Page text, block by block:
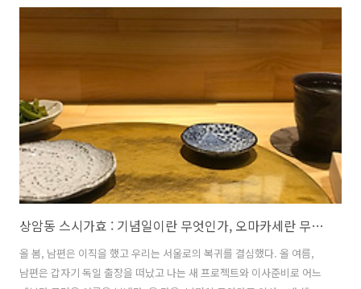
적힌 메뉴를 시켜보았다. 소스에 찍어 먹는 일식 돈까스 스타일로 유부가
마음이 들었다. 이런 밥을 남겨서 죄송합니다... 미리 알았으면 밥을 빼
달라고 했을 텐데요... 라고 생각했으나... 오산이었다. (-.-);;; 고기가
정..
상암동 스시가효 : 기념일이란 무엇인가, 오마카세란 무엇인가
올 봄, 남편은 이직을 했고 우리는 서울로의 복귀를 결심했다. 올 여름,
남편은 갑자기 독일 출장을 떠났고 나는 새 프로젝트와 이사준비로 어느